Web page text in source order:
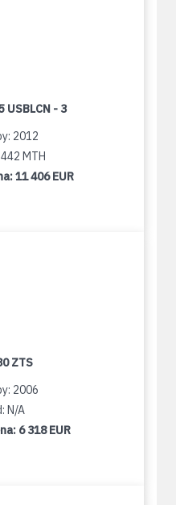
USBLCN - 3
2012
MTH
11 406 EUR
ZTS
2006
N/A
6 318 EUR